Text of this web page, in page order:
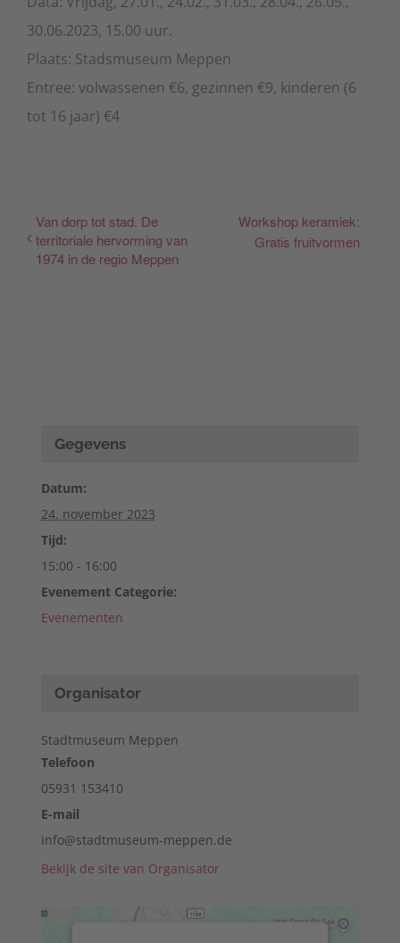
30.06.2023, 15.00 uur.
Plaats: Stadsmuseum Meppen
Entree: volwassenen €6, gezinnen €9, kinderen (6
tot 16 jaar) €4
Van dorp tot stad. De
territoriale hervorming van
1974 in de regio Meppen
Workshop keramiek:
Gratis fruitvormen
Gegevens
Datum:
24. november 2023
Tijd:
15:00 - 16:00
Evenement Categorie:
Evenementen
Organisator
Stadtmuseum Meppen
Telefoon
05931 153410
E-mail
info@stadtmuseum-meppen.de
Bekijk de site van Organisator